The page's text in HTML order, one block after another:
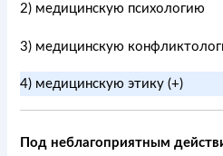
2) медицинскую психологию
3) медицинскую
4) медицинскую этику (+)
Под неблагоприятным